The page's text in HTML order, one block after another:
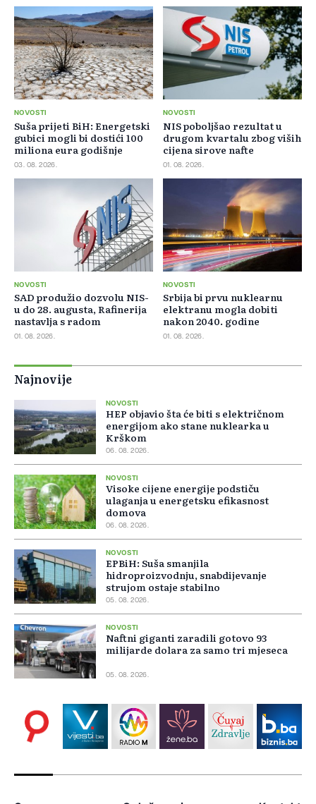
NOVOSTI
Suša prijeti BiH: Energetski
gubici mogli bi dostići 100
miliona eura godišnje
03. 08. 2026.
NOVOSTI
NIS poboljšao rezultat u
drugom kvartalu zbog viših
cijena sirove nafte
01. 08. 2026.
NOVOSTI
SAD produžio dozvolu NIS-
u do 28. augusta, Rafinerija
nastavlja s radom
01. 08. 2026.
NOVOSTI
Srbija bi prvu nuklearnu
elektranu mogla dobiti
nakon 2040. godine
01. 08. 2026.
Najnovije
NOVOSTI
HEP objavio šta će biti s električnom
energijom ako stane nuklearka u
Krškom
06. 08. 2026.
NOVOSTI
Visoke cijene energije podstiču
ulaganja u energetsku efikasnost
domova
06. 08. 2026.
NOVOSTI
EPBiH: Suša smanjila
hidroproizvodnju, snabdijevanje
strujom ostaje stabilno
05. 08. 2026.
NOVOSTI
Naftni giganti zaradili gotovo 93
milijarde dolara za samo tri mjeseca
05. 08. 2026.